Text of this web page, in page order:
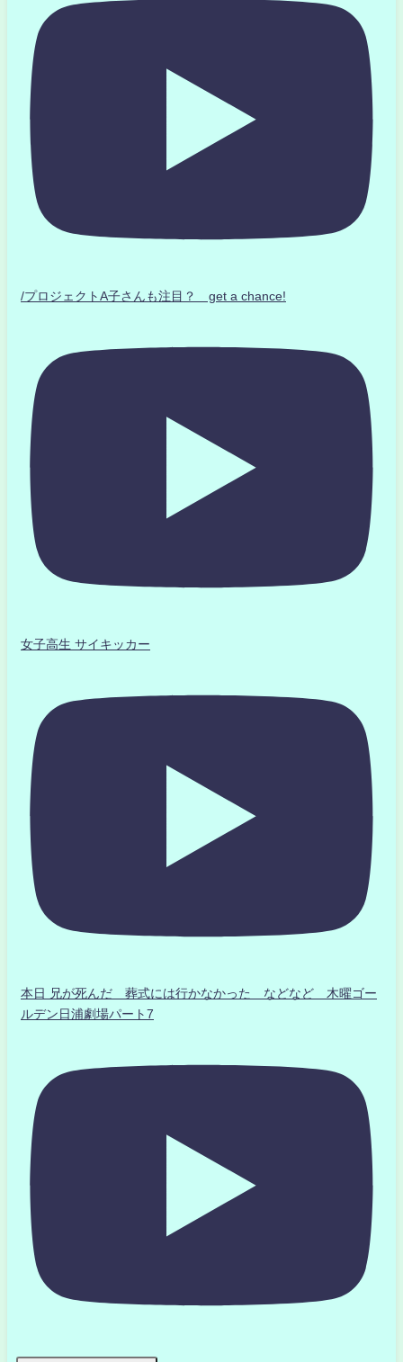
/プロジェクトA子さんも注目？ get a chance!
女子高生 サイキッカー
本日 兄が死んだ 葬式には行かなかった などなど 木曜ゴー
ルデン日浦劇場パート7